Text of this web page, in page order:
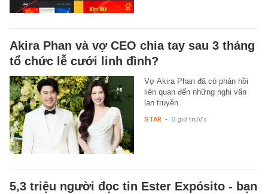
Akira Phan và vợ CEO chia tay sau 3 tháng
tổ chức lễ cưới linh đình?
Vợ Akira Phan đã có phản hồi
liên quan đến những nghi vấn
lan truyền.
STAR - 6 giờ trước
5,3 triệu người đọc tin Ester Expósito - bạn